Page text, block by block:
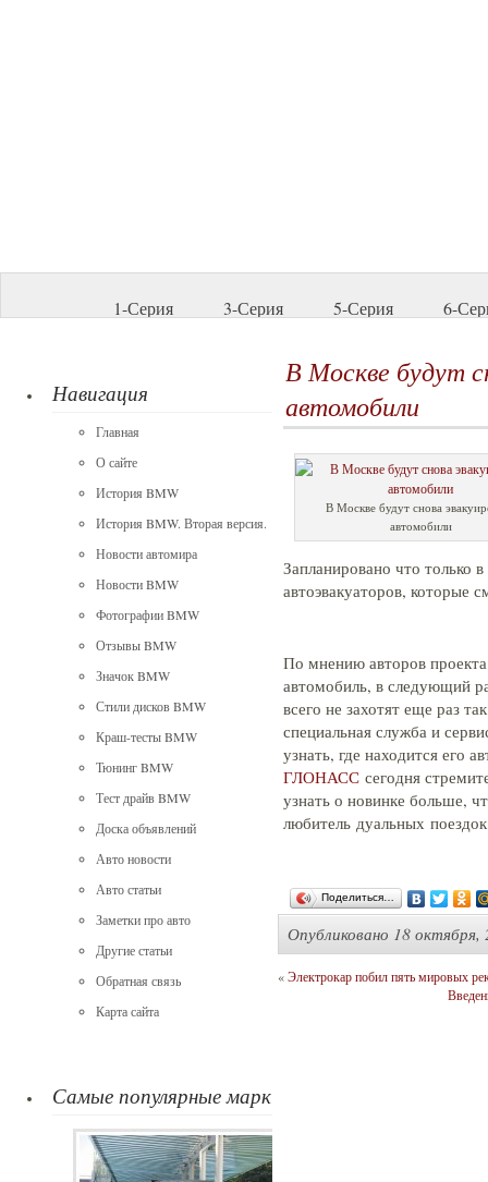
1-Серия 3-Серия 5-Серия 6-
Навигация
Главная
О сайте
История BMW
История BMW. Вторая версия.
Новости автомира
Новости BMW
Фотографии BMW
Отзывы BMW
Значок BMW
Стили дисков BMW
Краш-тесты BMW
Тюнинг BMW
Тест драйв BMW
Доска объявлений
Авто новости
Авто статьи
Заметки про авто
Другие статьи
Обратная связь
Карта сайта
Самые популярные марки
В Москве будут
автомобили
В Москве будут снова
автомобили
Запланировано что только
автоэвакуаторов, которые
По мнению авторов
автомобиль, в следующий
всего не захотят еще раз
специальная служба и
узнать, где находится его
ГЛОНАСС сегодня
узнать о новинке больше,
любитель дуальных
Поделиться…
Опубликовано 18 октября,
«Электрокар побил пять мировых